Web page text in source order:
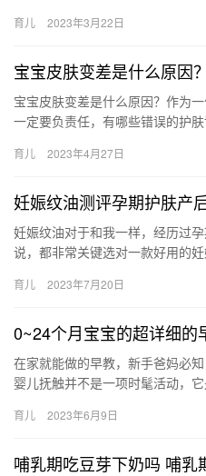
今…
育儿 2023年3月22日
宝宝皮肤变差是什么原因
宝宝皮肤变差是什么原因？作为
一定要负责任，有哪些错误的护
特别…
育儿 2023年4月27日
妊娠纹油测评孕期护肤产
妊娠纹油对于和我一样，经历过
说，都非常关键选对一款好用的
经历过…
育儿 2023年7月20日
0~24个月宝宝的超详细的
在家就能做的早教，新手爸妈必
婴儿抚触并不是一项时髦活动，
妈必…
育儿 2023年6月9日
哺乳期吃豆芽下奶吗 哺乳